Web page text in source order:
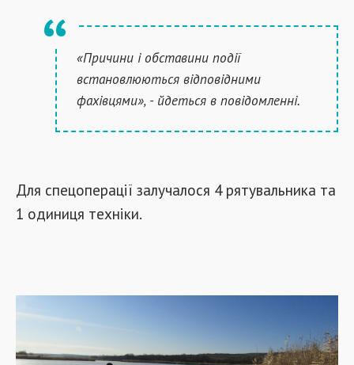
«Причини і обставини події
встановлюються відповідними
фахівцями», - йдеться в повідомленні.
Для спецоперації залучалося 4 рятувальника та
1 одиниця техніки.